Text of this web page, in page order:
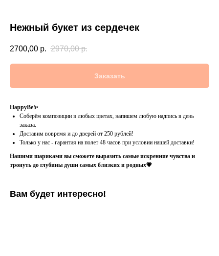
Нежный букет из сердечек
2700,00 р. 2970,00 р.
Заказать
HappyBe✨
Соберём композиции в любых цветах, напишем любую надпись в день
заказа.
Доставим вовремя и до дверей от 250 рублей!
Только у нас - гарантия на полет 48 часов при условии нашей доставки!
Нашими шариками вы сможете выразить самые искренние чувства и
тронуть до глубины души самых близких и родных💗
Вам будет интересно!